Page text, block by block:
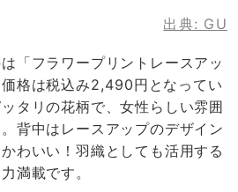
出典: GU
「フラワープリントレースアッ
格は税込み2,490円となってい
タリの花柄で、女性らしい雰囲
背中はレースアップのデザイン
わいい！羽織としても活用する
満載です。